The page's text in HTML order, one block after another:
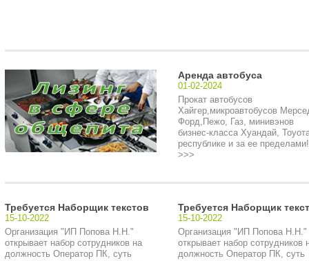
Аренда автобуса
01-02-2024
Прокат автобусов
Хайгер,микроавтобусов
Форд,Пежо, Газ, минивэнов
бизнес-класса Хуандай,
республике и за ее
>>>
Требуется Наборщик текстов
15-10-2022
Организация "ИП Попова Н.Н."
открывает набор сотрудников на
должность Оператор ПК, суть
Требуется Наборщик
15-10-2022
Организация "ИП Попова Н.Н."
открывает набор сотрудников
должность Оператор ПК, суть